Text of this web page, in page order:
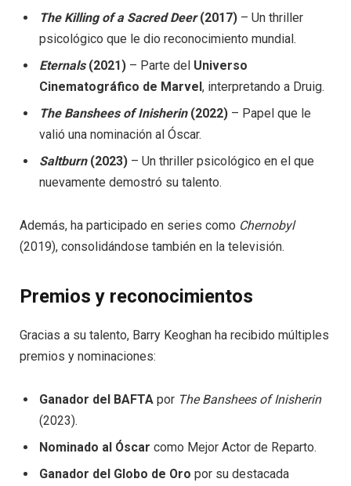
The Killing of a Sacred Deer(2017) – Un thriller
psicológico que le dio reconocimiento mundial.
Eternals(2021) – Parte del Universo
Cinematográfico de Marvel , interpretando a Druig.
The Banshees of Inisherin(2022) – Papel que le
valió una nominación al Óscar.
Saltburn(2023) – Un thriller psicológico en el que
nuevamente demostró su talento.
Además, ha participado en series como Chernobyl
(2019), consolidándose también en la televisión.
Premios y reconocimientos
Gracias a su talento, Barry Keoghan ha recibido múltiples
premios y nominaciones:
Ganador del BAFTA por The Banshees of Inisherin
(2023).
Nominado al Óscar como Mejor Actor de Reparto.
Ganador del Globo de Oro por su destacada